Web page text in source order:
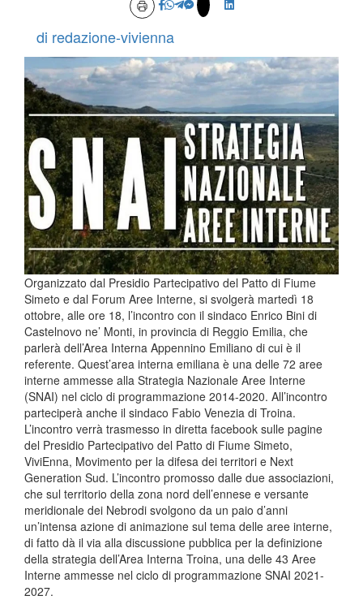
di redazione-vivienna
Organizzato dal Presidio Partecipativo del Patto di Fiume
Simeto e dal Forum Aree Interne, si svolgerà martedì 18
ottobre, alle ore 18, l’incontro con il sindaco Enrico Bini di
Castelnovo ne’ Monti, in provincia di Reggio Emilia, che
parlerà dell’Area Interna Appennino Emiliano di cui è il
referente. Quest’area interna emiliana è una delle 72 aree
interne ammesse alla Strategia Nazionale Aree Interne
(SNAI) nel ciclo di programmazione 2014-2020. All’incontro
parteciperà anche il sindaco Fabio Venezia di Troina.
L’incontro verrà trasmesso in diretta facebook sulle pagine
del Presidio Partecipativo del Patto di Fiume Simeto,
ViviEnna, Movimento per la difesa dei territori e Next
Generation Sud. L’incontro promosso dalle due associazioni,
che sul territorio della zona nord dell’ennese e versante
meridionale dei Nebrodi svolgono da un paio d’anni
un’intensa azione di animazione sul tema delle aree interne,
di fatto dà il via alla discussione pubblica per la definizione
della strategia dell’Area Interna Troina, una delle 43 Aree
Interne ammesse nel ciclo di programmazione SNAI 2021-
2027.